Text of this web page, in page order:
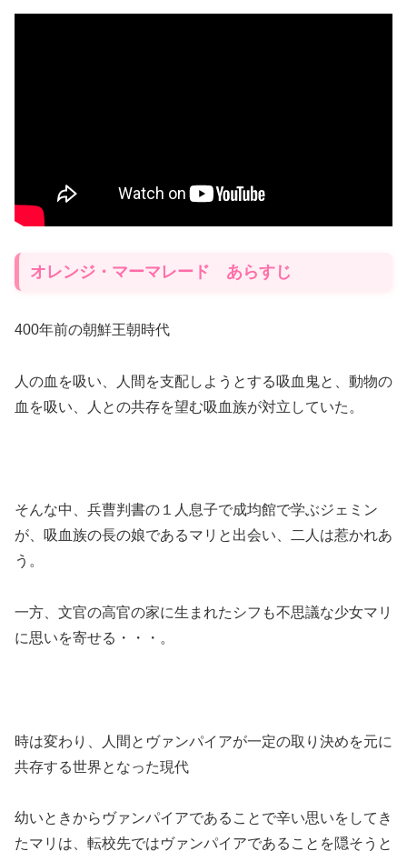
オレンジ・マーマレード あらすじ
400年前の朝鮮王朝時代
人の血を吸い、人間を支配しようとする吸血鬼と、動物の
血を吸い、人との共存を望む吸血族が対立していた。
そんな中、兵曹判書の１人息子で成均館で学ぶジェミン
が、吸血族の長の娘であるマリと出会い、二人は惹かれあ
う。
一方、文官の高官の家に生まれたシフも不思議な少女マリ
に思いを寄せる・・・。
時は変わり、人間とヴァンパイアが一定の取り決めを元に
共存する世界となった現代
幼いときからヴァンパイアであることで辛い思いをしてき
たマリは、転校先ではヴァンパイアであることを隠そうと